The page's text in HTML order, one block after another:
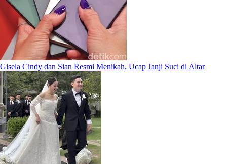
Gisela Cindy dan Sian Resmi Menikah, Ucap Janji Suci di Altar